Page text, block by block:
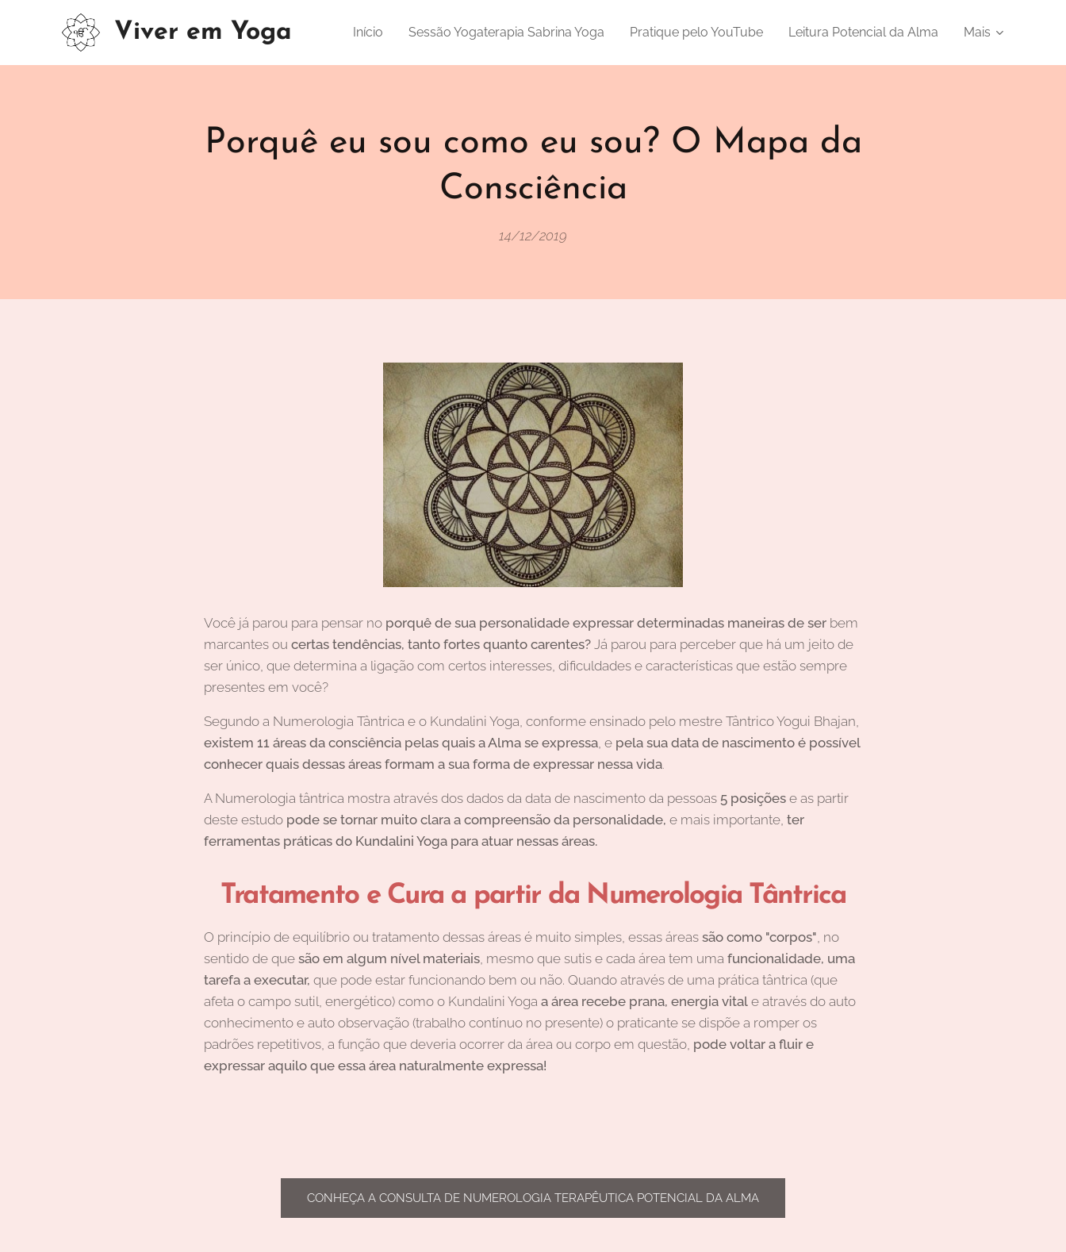
Viver em Yoga Início Sessão Yogaterapia Sabrina Yoga Pratique pelo YouTube Leitura Potencial da Alma Mais
Porquê eu sou como eu sou? O Mapa da
Consciência
14/12/2019
Você já parou para pensar no porquê de sua personalidade expressar determinadas maneiras de ser bem
marcantes ou certas tendências, tanto fortes quanto carentes? Já parou para perceber que há um jeito de
ser único, que determina a ligação com certos interesses, dificuldades e características que estão sempre
presentes em você?
Segundo a Numerologia Tântrica e o Kundalini Yoga, conforme ensinado pelo mestre Tântrico Yogui Bhajan,
existem 11 áreas da consciência pelas quais a Alma se expressa, e pela sua data de nascimento é possível
conhecer quais dessas áreas formam a sua forma de expressar nessa vida.
A Numerologia tântrica mostra através dos dados da data de nascimento da pessoas 5 posições e as partir
deste estudo pode se tornar muito clara a compreensão da personalidade, e mais importante, ter
ferramentas práticas do Kundalini Yoga para atuar nessas áreas.
Tratamento e Cura a partir da Numerologia Tântrica
O princípio de equilíbrio ou tratamento dessas áreas é muito simples, essas áreas são como "corpos", no
sentido de que são em algum nível materiais, mesmo que sutis e cada área tem uma funcionalidade, uma
tarefa a executar, que pode estar funcionando bem ou não. Quando através de uma prática tântrica (que
afeta o campo sutil, energético) como o Kundalini Yoga a área recebe prana, energia vital e através do auto
conhecimento e auto observação (trabalho contínuo no presente) o praticante se dispõe a romper os
padrões repetitivos, a função que deveria ocorrer da área ou corpo em questão, pode voltar a fluir e
expressar aquilo que essa área naturalmente expressa!
CONHEÇA A CONSULTA DE NUMEROLOGIA TERAPÊUTICA POTENCIAL DA ALMA